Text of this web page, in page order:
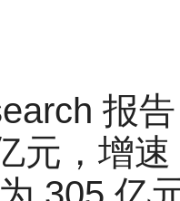
报
元，增